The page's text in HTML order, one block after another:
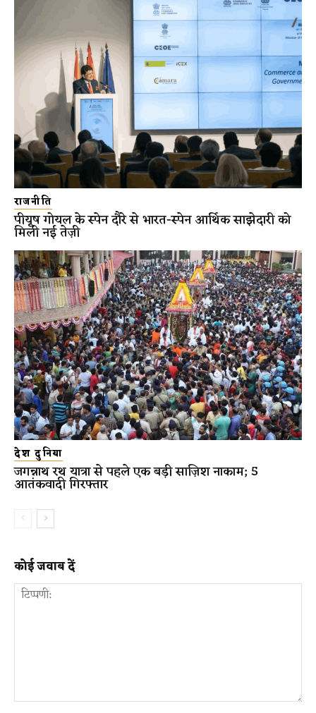
राजनीति
पीयूष गोयल के स्पेन दौरे से भारत-स्पेन आर्थिक साझेदारी को
मिली नई तेज़ी
देश दुनिया
जगन्नाथ रथ यात्रा से पहले एक बड़ी साज़िश नाकाम; 5
आतंकवादी गिरफ्तार
कोई जवाब दें